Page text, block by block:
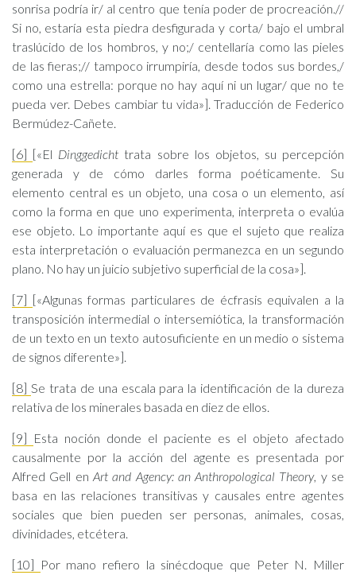
sonrisa podría ir/ al centro que tenía poder de procreación.//
Si no, estaría esta piedra desfigurada y corta/ bajo el umbral
traslúcido de los hombros, y no;/ centellaría como las pieles
de las fieras;// tampoco irrumpiría, desde todos sus bordes,/
como una estrella: porque no hay aquí ni un lugar/ que no te
pueda ver. Debes cambiar tu vida»]. Traducción de Federico
Bermúdez-Cañete.
[6] [«El Dinggedicht trata sobre los objetos, su percepción
generada y de cómo darles forma poéticamente. Su
elemento central es un objeto, una cosa o un elemento, así
como la forma en que uno experimenta, interpreta o evalúa
ese objeto. Lo importante aquí es que el sujeto que realiza
esta interpretación o evaluación permanezca en un segundo
plano. No hay un juicio subjetivo superficial de la cosa»].
[7] [«Algunas formas particulares de écfrasis equivalen a la
transposición intermedial o intersemiótica, la transformación
de un texto en un texto autosuficiente en un medio o sistema
de signos diferente»].
[8] Se trata de una escala para la identificación de la dureza
relativa de los minerales basada en diez de ellos.
[9] Esta noción donde el paciente es el objeto afectado
causalmente por la acción del agente es presentada por
Alfred Gell en Art and Agency: an Anthropological Theory, y se
basa en las relaciones transitivas y causales entre agentes
sociales que bien pueden ser personas, animales, cosas,
divinidades, etcétera.
[10] Por mano refiero la sinécdoque que Peter N. Miller